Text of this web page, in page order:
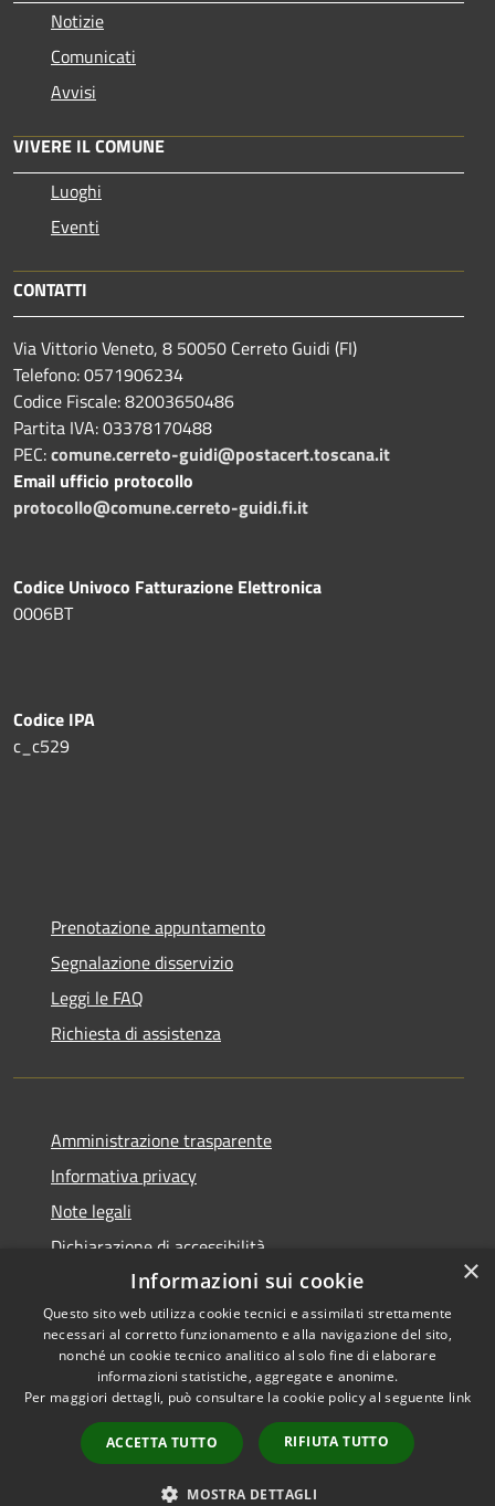
Notizie
Comunicati
Avvisi
VIVERE IL COMUNE
Luoghi
Eventi
CONTATTI
Via Vittorio Veneto, 8 50050 Cerreto Guidi (FI)
Telefono: 0571906234
Codice Fiscale: 82003650486
Partita IVA: 03378170488
PEC:comune.cerreto-guidi@postacert.toscana.it
Email ufficio protocollo
protocollo@comune.cerreto-guidi.fi.it
Codice Univoco Fatturazione Elettronica
0006BT
Codice IPA
c_c529
Prenotazione appuntamento
Segnalazione disservizio
Leggi le FAQ
Richiesta di assistenza
Amministrazione trasparente
Informativa privacy
Note legali
Dichiarazione di accessibilità
Accessibilità
Privacy
Mappa del sito
WhatsApp Cerreto
Copyright © 2026 • Comune di
Cerreto Guidi • Powered by
Municipium
Accesso
redazione
×
Informazioni sui cookie
Questo sito web utilizza cookie tecnici e assimilati strettamente
necessari al corretto funzionamento e alla navigazione del sito,
nonché un cookie tecnico analitico al solo fine di elaborare
informazioni statistiche, aggregate e anonime.
Per maggiori dettagli, può consultare la cookie policy al seguente link
ACCETTA TUTTO RIFIUTA TUTTO
MOSTRA DETTAGLI